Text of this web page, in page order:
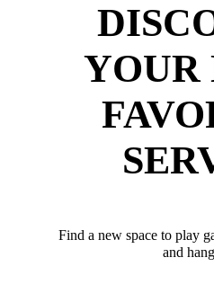
YOUR
Find a new space to play
and